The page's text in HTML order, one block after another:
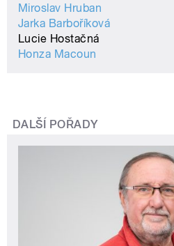
Miroslav Hruban
Jarka Barboříková
Lucie Hostačná
Honza Macoun
DALŠÍ POŘADY